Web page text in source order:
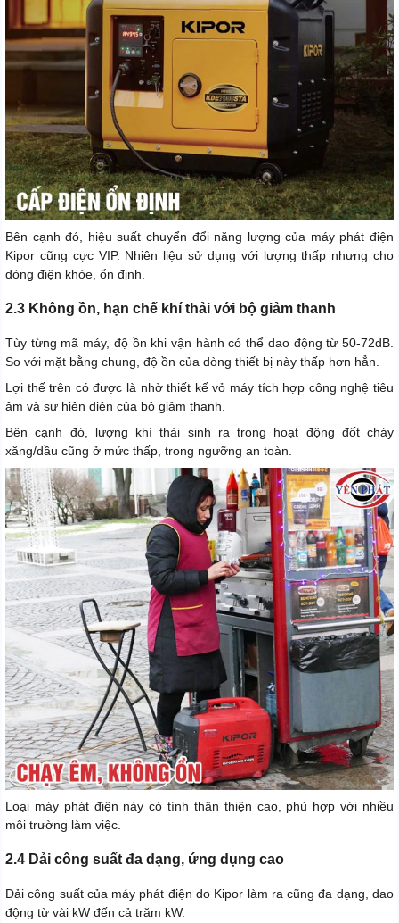
Bên cạnh đó, hiệu suất chuyển đổi năng lượng của máy phát điện
Kipor cũng cực VIP. Nhiên liệu sử dụng với lượng thấp nhưng cho
dòng điện khỏe, ổn định.
2.3 Không ồn, hạn chế khí thải với bộ giảm thanh
Tùy từng mã máy, độ ồn khi vận hành có thể dao động từ 50-72dB.
So với mặt bằng chung, độ ồn của dòng thiết bị này thấp hơn hẳn.
Lợi thế trên có được là nhờ thiết kế vỏ máy tích hợp công nghệ tiêu
âm và sự hiện diện của bộ giảm thanh.
Bên cạnh đó, lượng khí thải sinh ra trong hoạt động đốt cháy
xăng/dầu cũng ở mức thấp, trong ngưỡng an toàn.
Loại máy phát điện này có tính thân thiện cao, phù hợp với nhiều
môi trường làm việc.
2.4 Dải công suất đa dạng, ứng dụng cao
Dải công suất của máy phát điện do Kipor làm ra cũng đa dạng, dao
động từ vài kW đến cả trăm kW.